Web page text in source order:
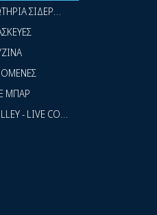
ΣΙΔΕΡΩΤΗΡΙΑ ΡΟΥΧΩΝ
ΜΠΑΡ
- LIVE COOKING